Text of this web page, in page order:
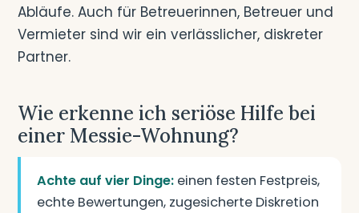
Abläufe. Auch für Betreuerinnen, Betreuer und
Vermieter sind wir ein verlässlicher, diskreter
Partner.
Wie erkenne ich seriöse Hilfe bei
einer Messie-Wohnung?
Achte auf vier Dinge: einen festen Festpreis,
echte Bewertungen, zugesicherte Diskretion